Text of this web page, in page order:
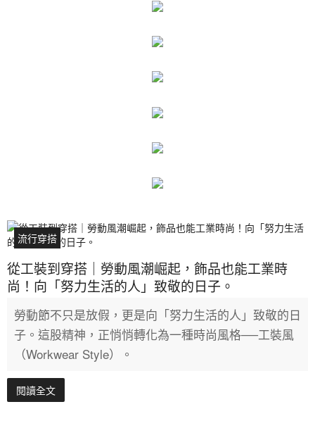
流行穿搭
從工裝到穿搭｜勞動風潮崛起，飾品也能工業時
尚！向「努力生活的人」致敬的日子。
勞動節不只是放假，更是向「努力生活的人」致敬的日
子。這股精神，正悄悄轉化為一種時尚風格──工裝風
（Workwear Style）。
閱讀全文